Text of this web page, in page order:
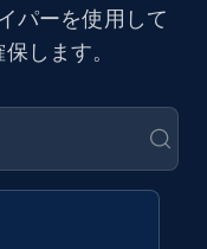
パーを使用して
します。